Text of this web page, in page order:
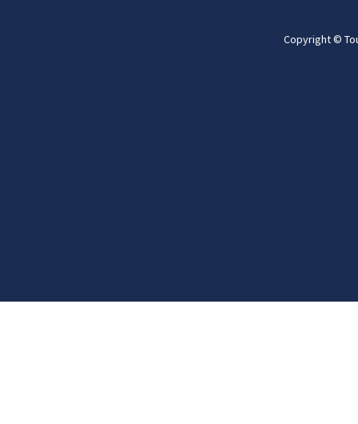
Copyright ©